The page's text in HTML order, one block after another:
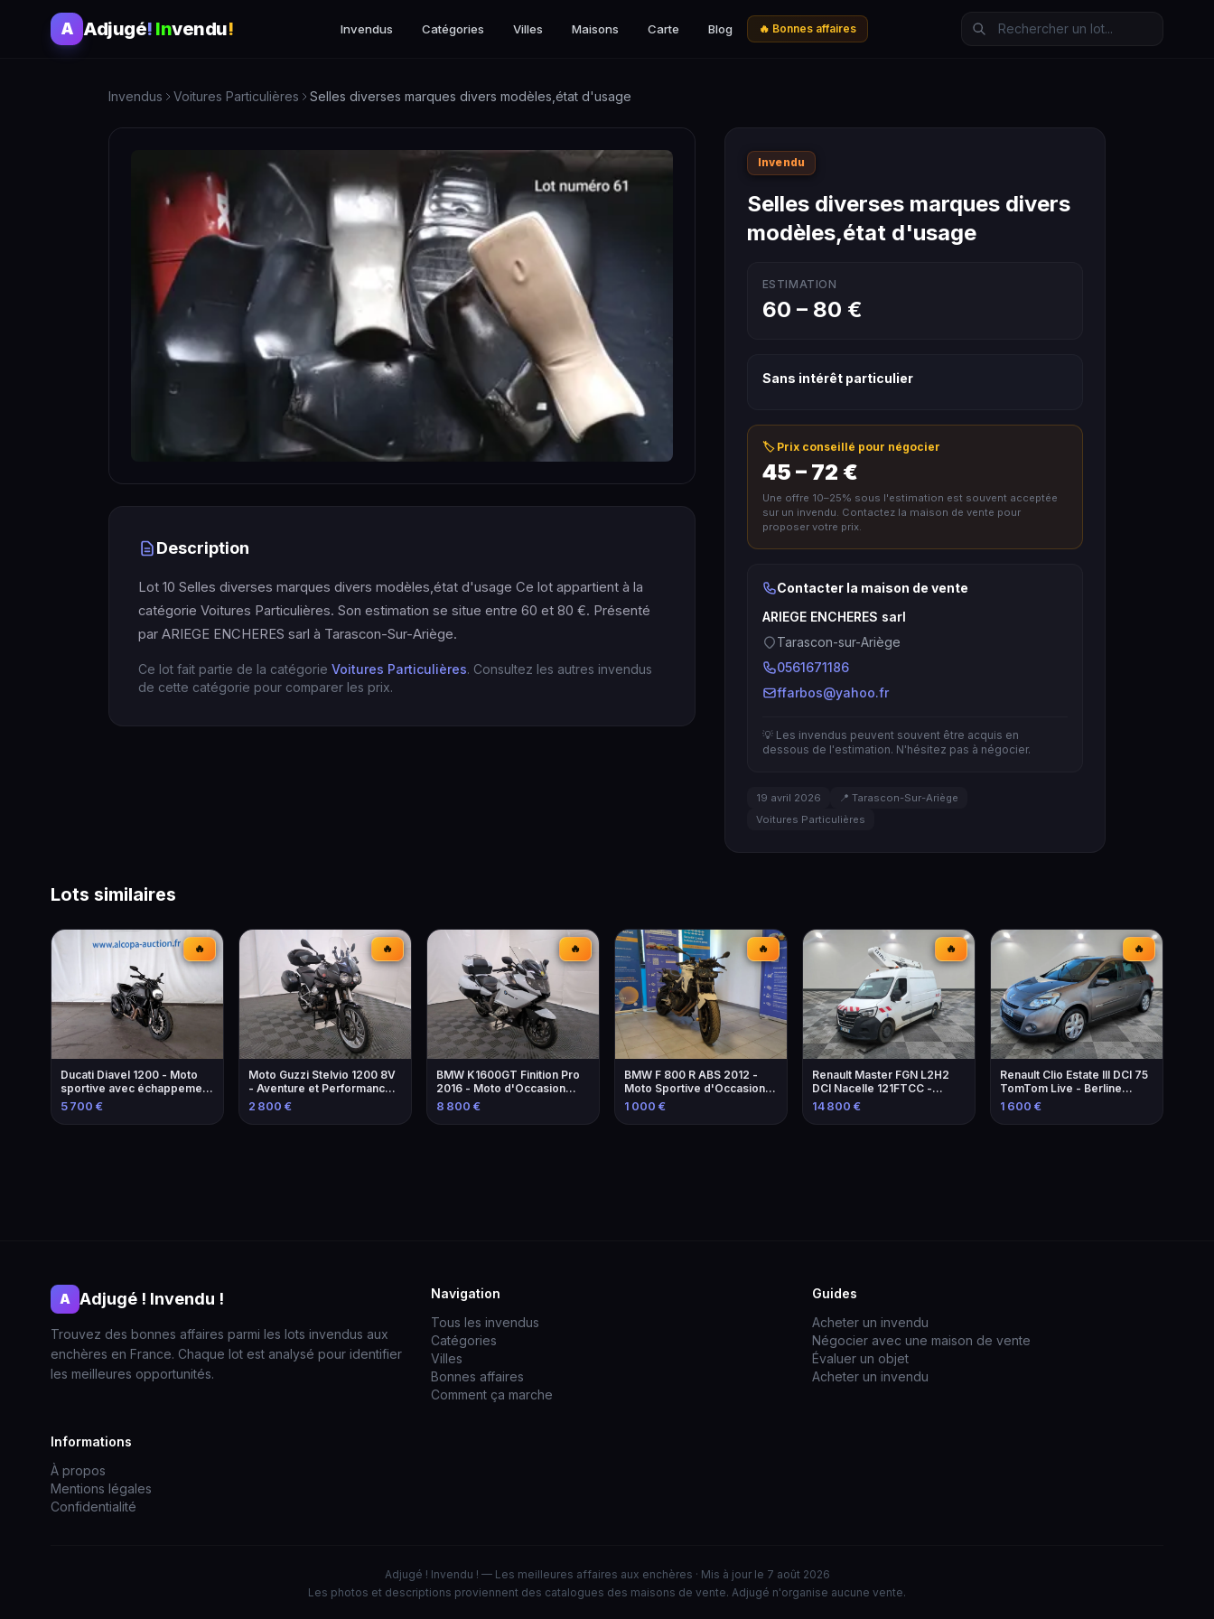
A Adjugé! Invendu! Invendus Catégories Villes Maisons Carte Blog 🔥 Bonnes affaires
Invendus Voitures Particulières Selles diverses marques divers modèles,état d'usage
Description
Lot 10 Selles diverses marques divers modèles,état d'usage Ce lot appartient à la
catégorie Voitures Particulières. Son estimation se situe entre 60 et 80 €. Présenté
par ARIEGE ENCHERES sarl à Tarascon-Sur-Ariège.
Ce lot fait partie de la catégorie Voitures Particulières. Consultez les autres invendus
de cette catégorie pour comparer les prix.
Invendu
Selles diverses marques divers
modèles,état d'usage
ESTIMATION
60 – 80 €
Sans intérêt particulier
🏷️ Prix conseillé pour négocier
45 – 72 €
Une offre 10–25% sous l'estimation est souvent acceptée
sur un invendu. Contactez la maison de vente pour
proposer votre prix.
Contacter la maison de vente
ARIEGE ENCHERES sarl
Tarascon-sur-Ariège
0561671186
ffarbos@yahoo.fr
💡 Les invendus peuvent souvent être acquis en
dessous de l'estimation. N'hésitez pas à négocier.
19 avril 2026
📍 Tarascon-Sur-Ariège
Voitures Particulières
Lots similaires
🔥
Ducati Diavel 1200 - Moto
sportive avec échappement
modifié
5 700 €
🔥
Moto Guzzi Stelvio 1200 8V
- Aventure et Performance -
2013
2 800 €
🔥
BMW K1600GT Finition Pro
2016 - Moto d'Occasion
avec Équipements
8 800 €
🔥
BMW F 800 R ABS 2012 -
Moto Sportive d'Occasion à
Marseille
1 000 €
🔥
Renault Master FGN L2H2
DCI Nacelle 121FTCC -
Élévateur de 2021
14 800 €
🔥
Renault Clio Estate III DCI 75
TomTom Live - Berline
familiale économique
1 600 €
A Adjugé ! Invendu !
Trouvez des bonnes affaires parmi les lots invendus aux
enchères en France. Chaque lot est analysé pour identifier
les meilleures opportunités.
Navigation
Tous les invendus
Catégories
Villes
Bonnes affaires
Comment ça marche
Guides
Acheter un invendu
Négocier avec une maison de vente
Évaluer un objet
Acheter un invendu
Informations
À propos
Mentions légales
Confidentialité
Adjugé ! Invendu ! — Les meilleures affaires aux enchères · Mis à jour le 7 août 2026
Les photos et descriptions proviennent des catalogues des maisons de vente. Adjugé n'organise aucune vente.